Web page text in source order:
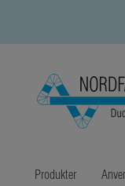
Produkter